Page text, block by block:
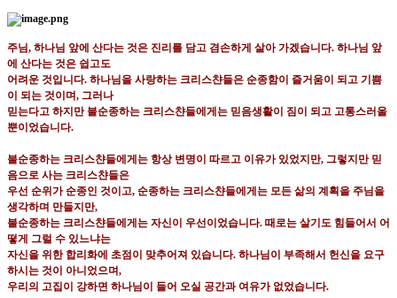
주님, 하나님 앞에 산다는 것은 진리를 담고 겸손하게 살아 가겠습니다. 하나님 앞
에 산다는 것은 쉽고도
어려운 것입니다. 하나님을 사랑하는 크리스챤들은 순종함이 즐거움이 되고 기쁨
이 되는 것이며, 그러나
믿는다고 하지만 불순종하는 크리스챤들에게는 믿음생활이 짐이 되고 고통스러울
뿐이었습니다.
불순종하는 크리스챤들에게는 항상 변명이 따르고 이유가 있었지만, 그렇지만 믿
음으로 사는 크리스챤들은
우선 순위가 순종인 것이고, 순종하는 크리스챤들에게는 모든 삶의 계획을 주님을
생각하며 만들지만,
불순종하는 크리스챤들에게는 자신이 우선이었습니다. 때로는 살기도 힘들어서 어
떻게 그럴 수 있느냐는
자신을 위한 합리화에 초점이 맞추어져 있습니다. 하나님이 부족해서 헌신을 요구
하시는 것이 아니었으며,
우리의 고집이 강하면 하나님이 들어 오실 공간과 여유가 없었습니다.